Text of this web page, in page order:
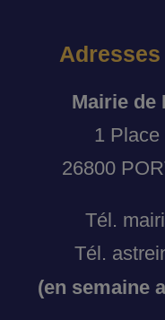
Mairie de
1
26800
Tél.
Tél.
(en semaine